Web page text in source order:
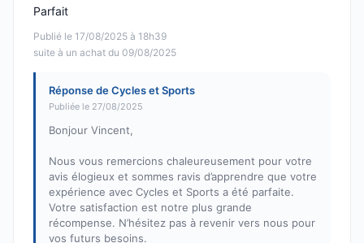
Publié le 17/08/2025 à 18h39
suite à un achat du 09/08/2025
Parfait
Réponse de Cycles et Sports
Publiée le 27/08/2025
Bonjour Vincent,
Nous vous remercions chaleureusement pour votre
avis élogieux et sommes ravis d’apprendre que votre
expérience avec Cycles et Sports a été parfaite.
Votre satisfaction est notre plus grande
récompense. N’hésitez pas à revenir vers nous pour
vos futurs besoins.